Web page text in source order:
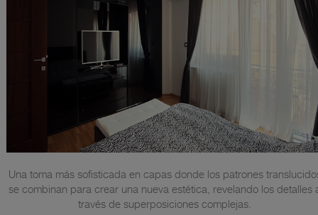
Una toma más sofisticada en capas donde los patrones
se combinan para crear una nueva estética, revelando los detalles
través de superposiciones complejas.